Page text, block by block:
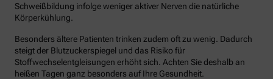
Schweißbildung infolge weniger aktiver Nerven die natürliche
Körperkühlung.
Besonders ältere Patienten trinken zudem oft zu wenig. Dadurch
steigt der Blutzuckerspiegel und das Risiko für
Stoffwechselentgleisungen erhöht sich. Achten Sie deshalb an
heißen Tagen ganz besonders auf Ihre Gesundheit.